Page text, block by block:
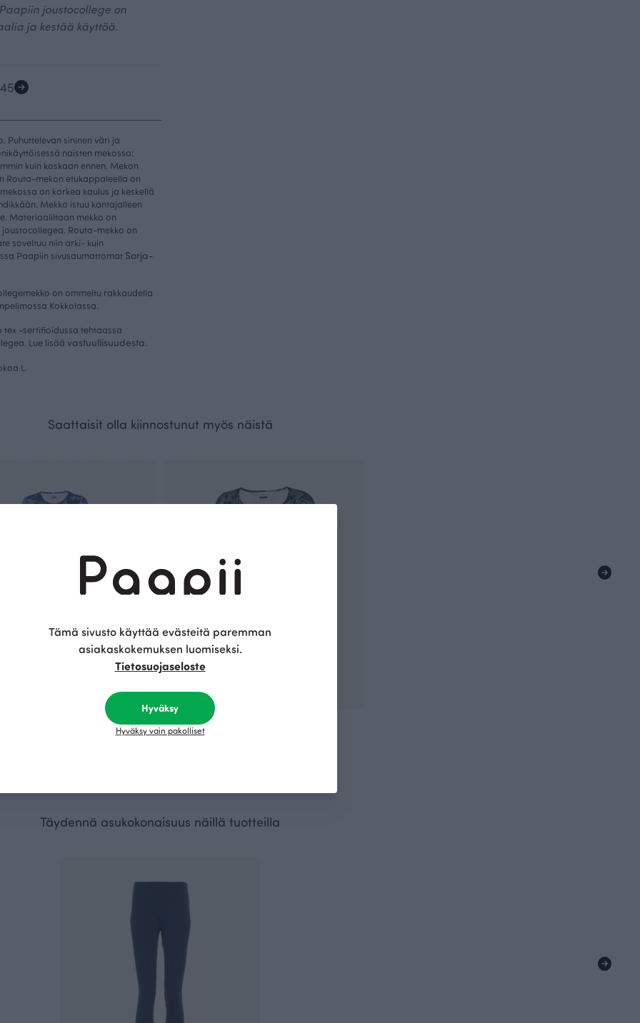
joustocollege on
ja kestää käyttöä.
45
Puhuttelevan sininen väri ja
naisten mekossa:
kuin koskaan ennen. Mekon
Routa-mekon etukappaleella on
on korkea kaulus ja keskellä
Mekko istuu kantajalleen
Materiaaliltaan mekko on
Routa-mekko on
soveltuu niin arki- kuin
Paapiin sivusaumattomat Sorja-
on ommeltu rakkaudella
Kokkolassa.
tex -sertifioidussa tehtaassa
Lue lisää vastuullisuudesta.
L.
Saattaisit olla kiinnostunut myös näistä
Hehku
SUMU tunika, Hehku
Täydennä asukokonaisuus näillä tuotteilla
Tämä sivusto käyttää evästeitä paremman
asiakaskokemuksen luomiseksi.
Tietosuojaseloste
Hyväksy
Hyväksy vain pakolliset